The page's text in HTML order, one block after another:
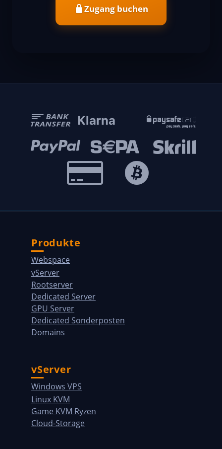
Zugang buchen
Produkte
Webspace
vServer
Rootserver
Dedicated Server
GPU Server
Dedicated Sonderposten
Domains
vServer
Windows VPS
Linux KVM
Game KVM Ryzen
Cloud-Storage